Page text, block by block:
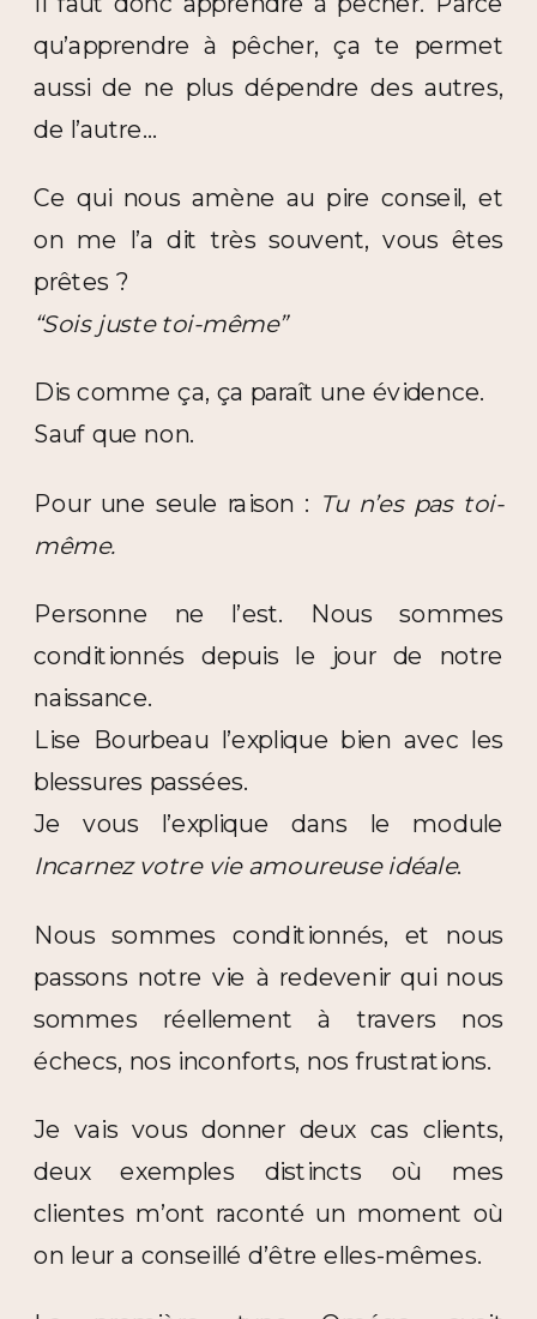
qu’apprendre à pêcher, ça te permet
aussi de ne plus dépendre des autres,
de l’autre…
Ce qui nous amène au pire conseil, et
on me l’a dit très souvent, vous êtes
prêtes ?
“Sois juste toi-même”
Dis comme ça, ça paraît une évidence.
Sauf que non.
Pour une seule raison : Tu n’es pas toi-
même.
Personne ne l’est. Nous sommes
conditionnés depuis le jour de notre
naissance.
Lise Bourbeau l’explique bien avec les
blessures passées.
Je vous l’explique dans le module
Incarnez votre vie amoureuse idéale.
Nous sommes conditionnés, et nous
passons notre vie à redevenir qui nous
sommes réellement à travers nos
échecs, nos inconforts, nos frustrations.
Je vais vous donner deux cas clients,
deux exemples distincts où mes
clientes m’ont raconté un moment où
on leur a conseillé d’être elles-mêmes.